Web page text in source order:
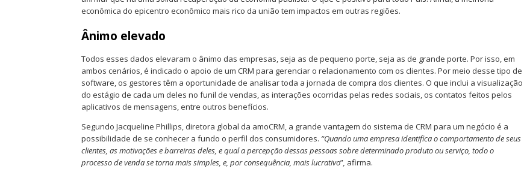
econômica do epicentro econômico mais rico da união tem impactos em outras regiões.
Ânimo elevado
Todos esses dados elevaram o ânimo das empresas, seja as de pequeno porte, seja as de grande porte. Por isso, em
ambos cenários, é indicado o apoio de um CRM para gerenciar o relacionamento com os clientes. Por meio desse tipo de
software, os gestores têm a oportunidade de analisar toda a jornada de compra dos clientes. O que inclui a visualização
do estágio de cada um deles no funil de vendas, as interações ocorridas pelas redes sociais, os contatos feitos pelos
aplicativos de mensagens, entre outros benefícios.
Segundo Jacqueline Phillips, diretora global da amoCRM, a grande vantagem do sistema de CRM para um negócio é a
possibilidade de se conhecer a fundo o perfil dos consumidores. “Quando uma empresa identifica o comportamento de seus
clientes, as motivações e barreiras deles, e qual a percepção dessas pessoas sobre determinado produto ou serviço, todo o
processo de venda se torna mais simples, e, por consequência, mais lucrativo”, afirma.